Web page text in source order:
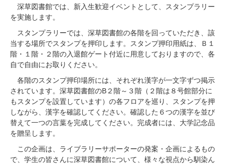
深草図書館では、新入生歓迎イベントとして、スタンプラリー
を実施します。
スタンプラリーでは、深草図書館の各階を回っていただき、該
当する場所でスタンプを押印します。スタンプ押印用紙は、Ｂ１
階・１階・２階の入退館ゲート付近に用意しておりますので、各
自で自由にお取りください。
各階のスタンプ押印場所には、それぞれ漢字が一文字ずつ掲示
されています。深草図書館のB ２階～３階（２階は８号館部分に
もスタンプを設置しています）の各フロアを巡り、スタンプを押
しながら、漢字を確認してください。確認した６つの漢字を並び
替えて一つの言葉を完成してください。完成者には、大学記念品
を贈呈します。
この企画は、ライブラリーサポーターの発案・企画によるもの
で、学生の皆さんに深草図書館について、様々な視点から馴染ん